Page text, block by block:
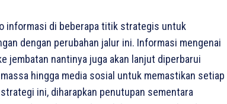
informasi di beberapa titik strategis untuk
dengan perubahan jalur ini. Informasi mengenai
jembatan nantinya juga akan lanjut diperbarui
hingga media sosial untuk memastikan setiap
ini, diharapkan penutupan sementara